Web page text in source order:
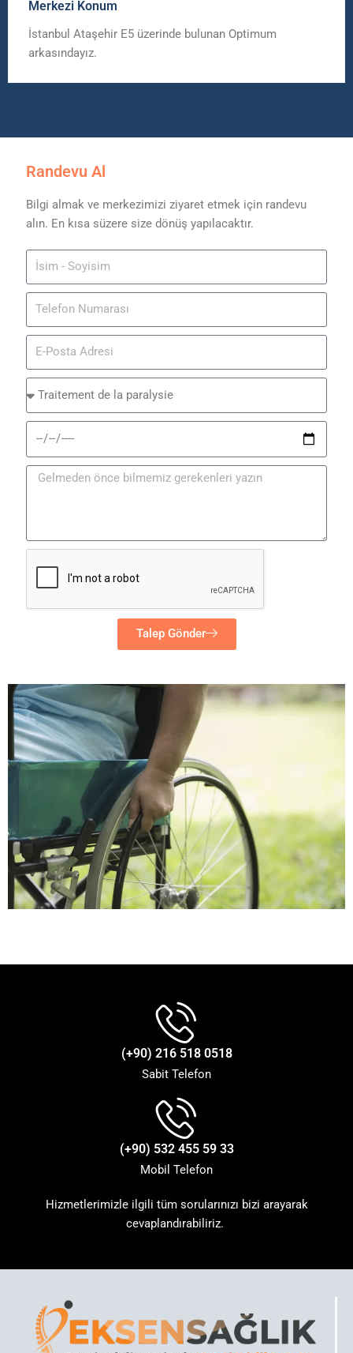
Merkezi Konum
İstanbul Ataşehir E5 üzerinde bulunan Optimum
arkasındayız.
Randevu Al
Bilgi almak ve merkezimizi ziyaret etmek için randevu
alın. En kısa süzere size dönüş yapılacaktır.
Talep Gönder
(+90) 216 518 0518
Sabit Telefon
(+90) 532 455 59 33
Mobil Telefon
Hizmetlerimizle ilgili tüm sorularınızı bizi arayarak
cevaplandırabiliriz.